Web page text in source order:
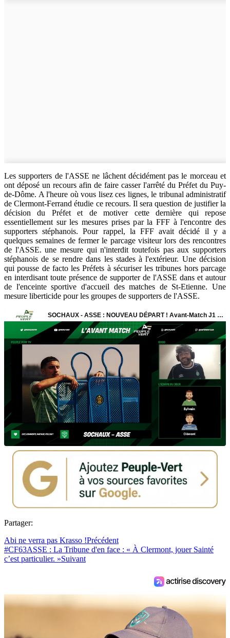
Les supporters de l'ASSE ne lâchent décidément pas le morceau et
ont déposé un recours afin de faire casser l'arrêté du Préfet du Puy-
de-Dôme. A l'heure où vous lisez ces lignes, le tribunal administratif
de Clermont-Ferrand étudie ce recours. Il sera question de justifier la
décision du Préfet et de motiver cette dernière qui repose
essentiellement sur les mesures prises par la FFF à l'encontre des
supporters stéphanois. Pour rappel, la FFF avait décidé il y a
quelques semaines de fermer le parcage visiteur lors des rencontres
de l'ASSE. une mesure qui n'interdit toutefois pas aux supporters
stéphanois de se rendre dans les stades à l'extérieur. Une décision
qui pousse de facto les Préfets à sécuriser les tribunes hors parcage
en interdisant toute présence de supporter de l'ASSE dans et autour
de l'enceinte sportive d'accueil des matches de St-Etienne. Une
mesure liberticide pour les groupes de supporters de l'ASSE.
Partager:
Abi ne verra pas Krasso !Précédent
#CF63ASSE : La Tribune d'en face : « À Clermont, jouer Sainté
c’est particulier. »Suivant